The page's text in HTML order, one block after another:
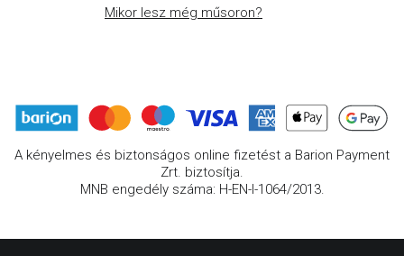
Mikor lesz még műsoron?
A kényelmes és biztonságos online fizetést a Barion Payment
Zrt. biztosítja.
MNB engedély száma: H-EN-I-1064/2013.